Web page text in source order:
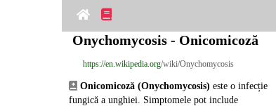
Onychomycosis - Onicomicoză
https://en.wikipedia.org/wiki/Onychomycosis
Onicomicoză (Onychomycosis) este o infecție
fungică a unghiei. Simptomele pot include